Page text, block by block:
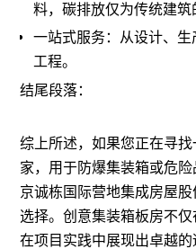
料，碳排放仅为传统建筑
一站式服务：从设计、
工程。
结尾段落：
综上所述，如果您正在寻
家，用于防爆集装箱或危
京诚栋国际营地集成房屋
选择。创意集装箱板房不
在项目实践中展现出卓越的